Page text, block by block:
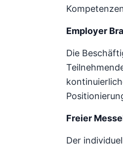
Employer
Die
Freier
Der